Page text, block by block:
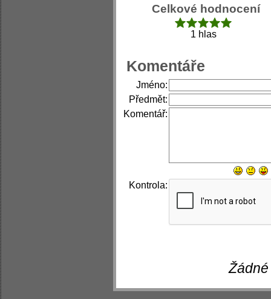
Celkové hodnocení
1 hlas
Komentáře
Jméno:
Předmět:
Komentář:
Kontrola: